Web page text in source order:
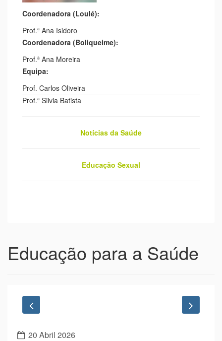
Coordenadora (Loulé):
Prof.ª Ana Isidoro
Coordenadora (Boliqueime):
Prof.ª Ana Moreira
Equipa:
Prof. Carlos Oliveira
Prof.ª Silvia Batista
Notícias da Saúde
Educação Sexual
Educação para a Saúde
Previous Next
20 Abril 2026